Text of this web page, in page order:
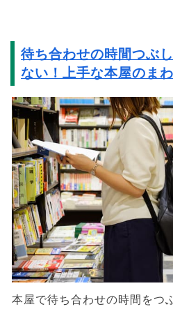
待ち合わせの時間つぶ
ない！上手な本屋のま
本屋で待ち合わせの時間をつ